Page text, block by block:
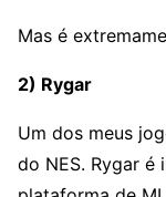
Mas é
2) Rygar
Um dos meus
do NES. Rygar é